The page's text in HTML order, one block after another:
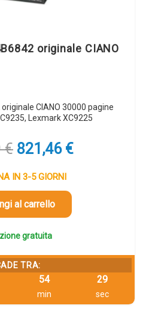
originale CIANO
CIANO 30000 pagine
Lexmark XC9225
€ Il
originale
era:
864,69 €.
821,46 €Il
IN 3-5 GIORNI
al carrello
gratuita
TRA:
54
min
28
sec